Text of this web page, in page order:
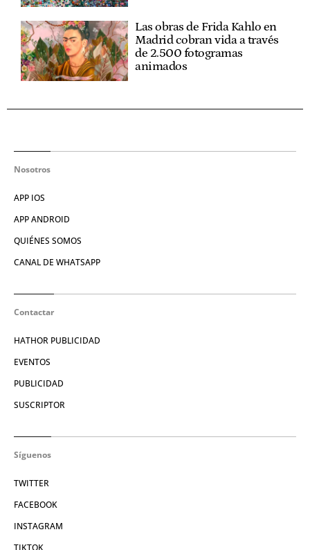
Las obras de Frida Kahlo en
Madrid cobran vida a través
de 2.500 fotogramas
animados
Nosotros
APP IOS
APP ANDROID
QUIÉNES SOMOS
CANAL DE WHATSAPP
Contactar
HATHOR PUBLICIDAD
EVENTOS
PUBLICIDAD
SUSCRIPTOR
Síguenos
TWITTER
FACEBOOK
INSTAGRAM